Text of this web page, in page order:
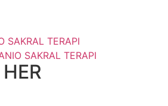
SAKRAL TERAPI
SAKRAL TERAPI